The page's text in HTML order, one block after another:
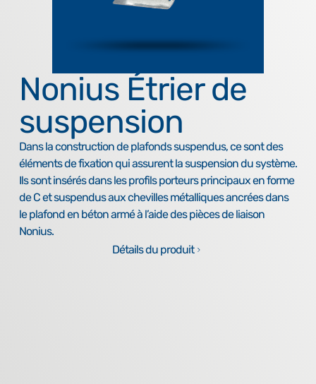
Nonius Étrier de
suspension
Dans la construction de plafonds suspendus, ce sont des
éléments de fixation qui assurent la suspension du système.
Ils sont insérés dans les profils porteurs principaux en forme
de C et suspendus aux chevilles métalliques ancrées dans
le plafond en béton armé à l’aide des pièces de liaison
Nonius.
Détails du produit